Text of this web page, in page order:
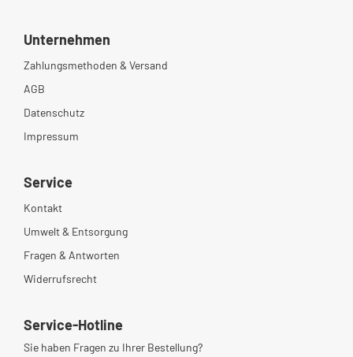
Unternehmen
Zahlungsmethoden & Versand
AGB
Datenschutz
Impressum
Service
Kontakt
Umwelt & Entsorgung
Fragen & Antworten
Widerrufsrecht
Service-Hotline
Sie haben Fragen zu Ihrer Bestellung?